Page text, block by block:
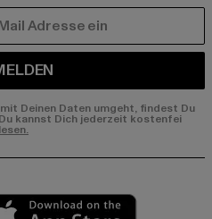
Deinen Daten umgeht, findest Du
kannst Dich jederzeit kostenfei
market